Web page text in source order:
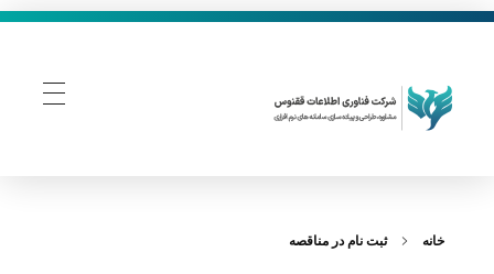
خانه ثبت نام در مناقصه